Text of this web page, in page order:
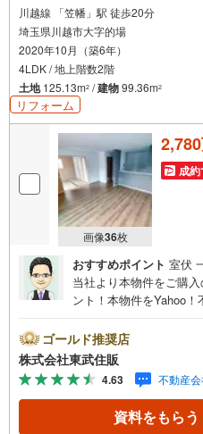
川越線 「笠幡」駅 徒歩20分
埼玉県川越市大字的場
2020年10月（築6年）
4LDK / 地上階数2階
土地125.13m2 /建物99.36m2
リフォーム
画像36枚
成約
おすすめポイント 室伏
当社より本物件をご購
ント！本物件をYahoo
との併用不可。【営業
お電話でのお問い合わせ
望の方は自社買取保証付
にお問い合わせくださ
●内装リフォーム済◇当
でも再販事業を行って
ゴールド推奨店
株式会社東武住販
4.63 不動産
資料をもらう